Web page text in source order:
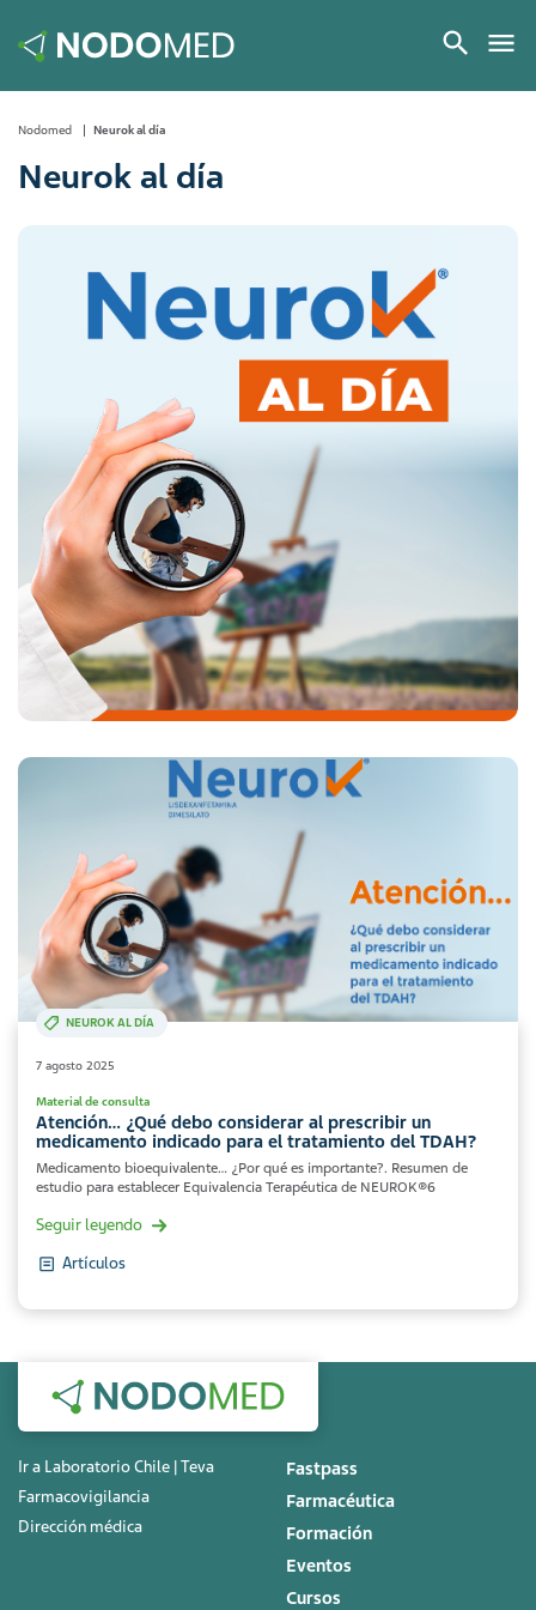
Nodomed Neurok al día
Neurok al día
NEUROK AL DÍA
7 agosto 2025
Material de consulta
Atención… ¿Qué debo considerar al prescribir un
medicamento indicado para el tratamiento del TDAH?
Medicamento bioequivalente… ¿Por qué es importante?. Resumen de
estudio para establecer Equivalencia Terapéutica de NEUROK®6
Seguir leyendo
Artículos
Ir a Laboratorio Chile | Teva
Farmacovigilancia
Dirección médica
Fastpass
Farmacéutica
Formación
Eventos
Cursos